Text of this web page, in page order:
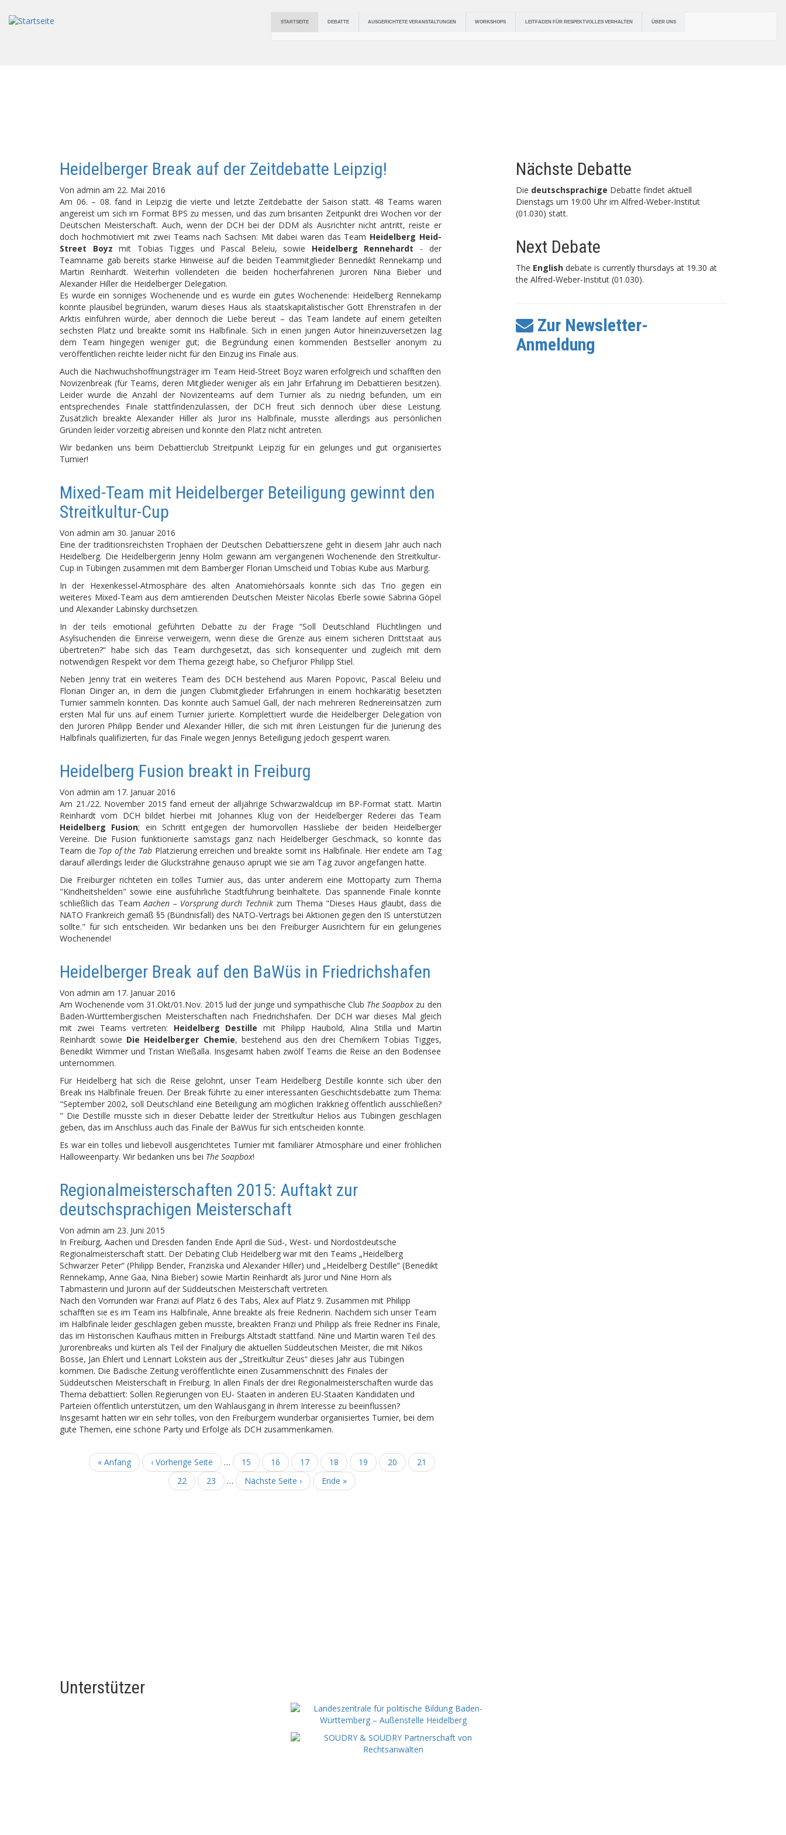
zum
STARTSEITE DEBATTE AUSGERICHTETE VERANSTALTUNGEN WORKSHOPS LEITFADEN FÜR RESPEKTVOLLES VERHALTEN ÜBER UNS
Heidelberger Break auf der Zeitdebatte Leipzig!
Von admin am 22. Mai 2016
Am 06. – 08. fand in Leipzig die vierte und letzte Zeitdebatte der Saison statt. 48 Teams waren
angereist um sich im Format BPS zu messen, und das zum brisanten Zeitpunkt drei Wochen vor der
Deutschen Meisterschaft. Auch, wenn der DCH bei der DDM als Ausrichter nicht antritt, reiste er
doch hochmotiviert mit zwei Teams nach Sachsen: Mit dabei waren das Team Heidelberg Heid-
Street Boyzmit Tobias Tigges und Pascal Beleiu, sowie Heidelberg Rennehardt - der
Teamname gab bereits starke Hinweise auf die beiden Teammitglieder Bennedikt Rennekamp und
Martin Reinhardt. Weiterhin vollendeten die beiden hocherfahrenen Juroren Nina Bieber und
Alexander Hiller die Heidelberger Delegation.
Es wurde ein sonniges Wochenende und es wurde ein gutes Wochenende: Heidelberg Rennekamp
konnte plausibel begründen, warum dieses Haus als staatskapitalistischer Gott Ehrenstrafen in der
Arktis einführen würde, aber dennoch die Liebe bereut – das Team landete auf einem geteilten
sechsten Platz und breakte somit ins Halbfinale. Sich in einen jungen Autor hineinzuversetzen lag
dem Team hingegen weniger gut; die Begründung einen kommenden Bestseller anonym zu
veröffentlichen reichte leider nicht für den Einzug ins Finale aus.
Auch die Nachwuchshoffnungsträger im Team Heid-Street Boyz waren erfolgreich und schafften den
Novizenbreak (für Teams, deren Mitglieder weniger als ein Jahr Erfahrung im Debattieren besitzen).
Leider wurde die Anzahl der Novizenteams auf dem Turnier als zu niedrig befunden, um ein
entsprechendes Finale stattfindenzulassen, der DCH freut sich dennoch über diese Leistung.
Zusätzlich breakte Alexander Hiller als Juror ins Halbfinale, musste allerdings aus persönlichen
Gründen leider vorzeitig abreisen und konnte den Platz nicht antreten.
Wir bedanken uns beim Debattierclub Streitpunkt Leipzig für ein gelunges und gut organisiertes
Turnier!
Mixed-Team mit Heidelberger Beteiligung gewinnt den
Streitkultur-Cup
Von admin am 30. Januar 2016
Eine der traditionsreichsten Trophäen der Deutschen Debattierszene geht in diesem Jahr auch nach
Heidelberg. Die Heidelbergerin Jenny Holm gewann am vergangenen Wochenende den Streitkultur-
Cup in Tübingen zusammen mit dem Bamberger Florian Umscheid und Tobias Kube aus Marburg.
In der Hexenkessel-Atmosphäre des alten Anatomiehörsaals konnte sich das Trio gegen ein
weiteres Mixed-Team aus dem amtierenden Deutschen Meister Nicolas Eberle sowie Sabrina Göpel
und Alexander Labinsky durchsetzen.
In der teils emotional geführten Debatte zu der Frage “Soll Deutschland Flüchtlingen und
Asylsuchenden die Einreise verweigern, wenn diese die Grenze aus einem sicheren Drittstaat aus
übertreten?“ habe sich das Team durchgesetzt, das sich konsequenter und zugleich mit dem
notwendigen Respekt vor dem Thema gezeigt habe, so Chefjuror Philipp Stiel.
Neben Jenny trat ein weiteres Team des DCH bestehend aus Maren Popovic, Pascal Beleiu und
Florian Dinger an, in dem die jungen Clubmitglieder Erfahrungen in einem hochkarätig besetzten
Turnier sammeln konnten. Das konnte auch Samuel Gall, der nach mehreren Rednereinsätzen zum
ersten Mal für uns auf einem Turnier jurierte. Komplettiert wurde die Heidelberger Delegation von
den Juroren Philipp Bender und Alexander Hiller, die sich mit ihren Leistungen für die Jurierung des
Halbfinals qualifizierten, für das Finale wegen Jennys Beteiligung jedoch gesperrt waren.
Heidelberg Fusion breakt in Freiburg
Von admin am 17. Januar 2016
Am 21./22. November 2015 fand erneut der alljährige Schwarzwaldcup im BP-Format statt. Martin
Reinhardt vom DCH bildet hierbei mit Johannes Klug von der Heidelberger Rederei das Team
Heidelberg Fusion; ein Schritt entgegen der humorvollen Hassliebe der beiden Heidelberger
Vereine. Die Fusion funktionierte samstags ganz nach Heidelberger Geschmack, so konnte das
Team die Top of the TabPlatzierung erreichen und breakte somit ins Halbfinale. Hier endete am Tag
darauf allerdings leider die Glücksträhne genauso aprupt wie sie am Tag zuvor angefangen hatte.
Die Freiburger richteten ein tolles Turnier aus, das unter anderem eine Mottoparty zum Thema
"Kindheitshelden" sowie eine ausführliche Stadtführung beinhaltete. Das spannende Finale konnte
schließlich das TeamAachen – Vorsprung durch Technikzum Thema "Dieses Haus glaubt, dass die
NATO Frankreich gemäß §5 (Bündnisfall) des NATO-Vertrags bei Aktionen gegen den IS unterstützen
sollte." für sich entscheiden. Wir bedanken uns bei den Freiburger Ausrichtern für ein gelungenes
Wochenende!
Heidelberger Break auf den BaWüs in Friedrichshafen
Von admin am 17. Januar 2016
Am Wochenende vom 31.Okt/01.Nov. 2015 lud der junge und sympathische Club The Soapbox zu den
Baden-Württembergischen Meisterschaften nach Friedrichshafen. Der DCH war dieses Mal gleich
mit zwei Teams vertreten: Heidelberg Destille mit Philipp Haubold, Alina Stilla und Martin
Reinhardt sowie Die Heidelberger Chemie, bestehend aus den drei Chemikern Tobias Tigges,
Benedikt Wimmer und Tristan Wießalla. Insgesamt haben zwölf Teams die Reise an den Bodensee
unternommen.
Für Heidelberg hat sich die Reise gelohnt, unser Team Heidelberg Destille konnte sich über den
Break ins Halbfinale freuen. Der Break führte zu einer interessanten Geschichtsdebatte zum Thema:
"September 2002, soll Deutschland eine Beteiligung am möglichen Irakkrieg öffentlich ausschließen?
" Die Destille musste sich in dieser Debatte leider der Streitkultur Helios aus Tübingen geschlagen
geben, das im Anschluss auch das Finale der BaWüs für sich entscheiden konnte.
Es war ein tolles und liebevoll ausgerichtetes Turnier mit familiärer Atmosphäre und einer fröhlichen
Halloweenparty. Wir bedanken uns bei The Soapbox!
Regionalmeisterschaften 2015: Auftakt zur
deutschsprachigen Meisterschaft
Von admin am 23. Juni 2015
In Freiburg, Aachen und Dresden fanden Ende April die Süd-, West- und Nordostdeutsche
Regionalmeisterschaft statt. Der Debating Club Heidelberg war mit den Teams „Heidelberg
Schwarzer Peter“ (Philipp Bender, Franziska und Alexander Hiller) und „Heidelberg Destille“ (Benedikt
Rennekamp, Anne Gaa, Nina Bieber) sowie Martin Reinhardt als Juror und Nine Horn als
Tabmasterin und Jurorin auf der Süddeutschen Meisterschaft vertreten.
Nach den Vorrunden war Franzi auf Platz 6 des Tabs, Alex auf Platz 9. Zusammen mit Philipp
schafften sie es im Team ins Halbfinale, Anne breakte als freie Rednerin. Nachdem sich unser Team
im Halbfinale leider geschlagen geben musste, breakten Franzi und Philipp als freie Redner ins Finale,
das im Historischen Kaufhaus mitten in Freiburgs Altstadt stattfand. Nine und Martin waren Teil des
Jurorenbreaks und kürten als Teil der Finaljury die aktuellen Süddeutschen Meister, die mit Nikos
Bosse, Jan Ehlert und Lennart Lokstein aus der „Streitkultur Zeus“ dieses Jahr aus Tübingen
kommen. Die Badische Zeitung veröffentlichte einen Zusammenschnitt des Finales der
Süddeutschen Meisterschaft in Freiburg. In allen Finals der drei Regionalmeisterschaften wurde das
Thema debattiert: Sollen Regierungen von EU- Staaten in anderen EU-Staaten Kandidaten und
Parteien öffentlich unterstützen, um den Wahlausgang in ihrem Interesse zu beeinflussen?
Insgesamt hatten wir ein sehr tolles, von den Freiburgern wunderbar organisiertes Turnier, bei dem
gute Themen, eine schöne Party und Erfolge als DCH zusammenkamen.
Seitennummerierung
Erste
Seite
« Anfang
Vorherige
Seite
‹ Vorherige Seite … Seite
15 Seite
16 Seite
17 Seite
18
Aktuelle
Seite
19 Seite
20 Seite
21
Seite
22 Seite
23 …
Nächste
Seite
Nächste Seite ›
Letzte
Seite
Ende »
Nächste Debatte
Die deutschsprachige Debatte findet aktuell
Dienstags um 19:00 Uhr im Alfred-Weber-Institut
(01.030) statt.
Next Debate
The English debate is currently thursdays at 19.30 at
the Alfred-Weber-Institut (01.030).
Zur Newsletter-
Anmeldung
Unterstützer